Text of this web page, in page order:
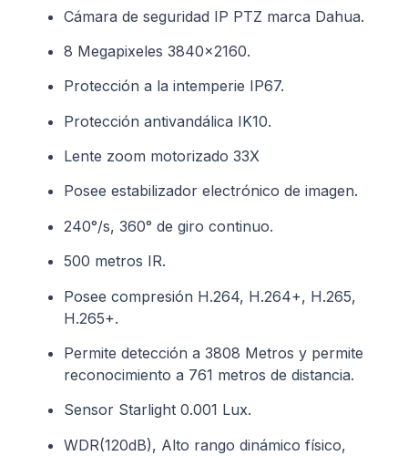
Cámara de seguridad IP PTZ marca Dahua.
8 Megapixeles 3840×2160.
Protección a la intemperie IP67.
Protección antivandálica IK10.
Lente zoom motorizado 33X
Posee estabilizador electrónico de imagen.
240°/s, 360° de giro continuo.
500 metros IR.
Posee compresión H.264, H.264+, H.265,
H.265+.
Permite detección a 3808 Metros y permite
reconocimiento a 761 metros de distancia.
Sensor Starlight 0.001 Lux.
WDR(120dB), Alto rango dinámico físico,